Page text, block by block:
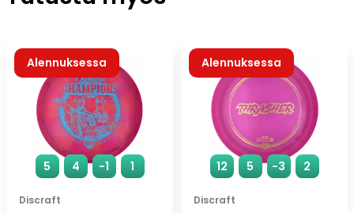
5 4 -1 1
Discraft
Alennuksessa
12 5 -3 2
Discraft
Alennuksessa